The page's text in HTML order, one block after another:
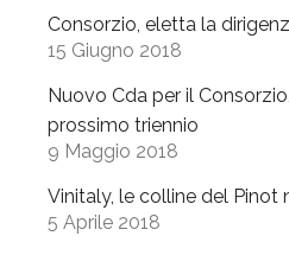
Consorzio, eletta la
15 Giugno 2018
Nuovo Cda per il
prossimo triennio
9 Maggio 2018
Vinitaly, le colline del Pinot
5 Aprile 2018